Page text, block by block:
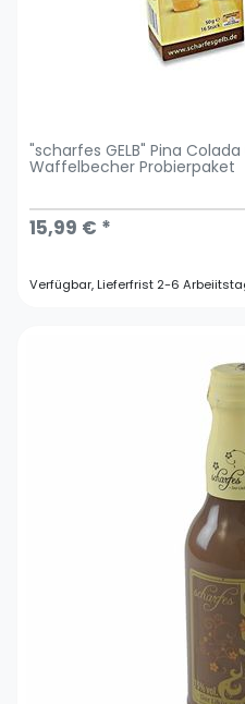
"scharfes GELB" Pina
Waffelbecher Probierpaket
15,99 € *
Verfügbar, Lieferfrist 2-6